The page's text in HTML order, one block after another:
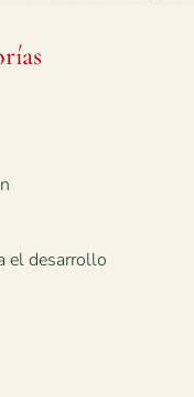
el desarrollo